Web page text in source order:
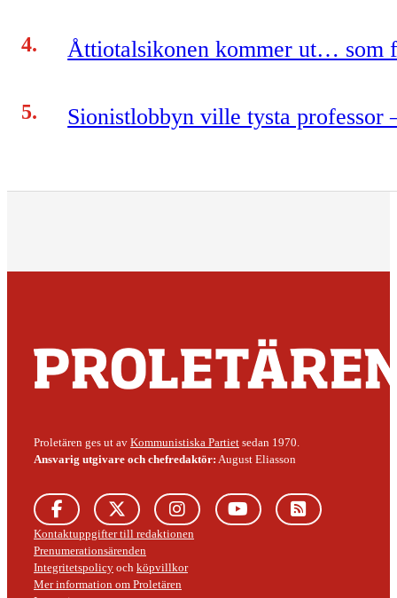
Åttiotalsikonen kommer ut… som
Sionistlobbyn ville tysta professor
Proletären ges ut av Kommunistiska Partiet sedan 1970.
Ansvarig utgivare och chefredaktör: August Eliasson
Kontaktuppgifter till redaktionen
Prenumerationsärenden
Integritetspolicy och köpvillkor
Mer information om Proletären